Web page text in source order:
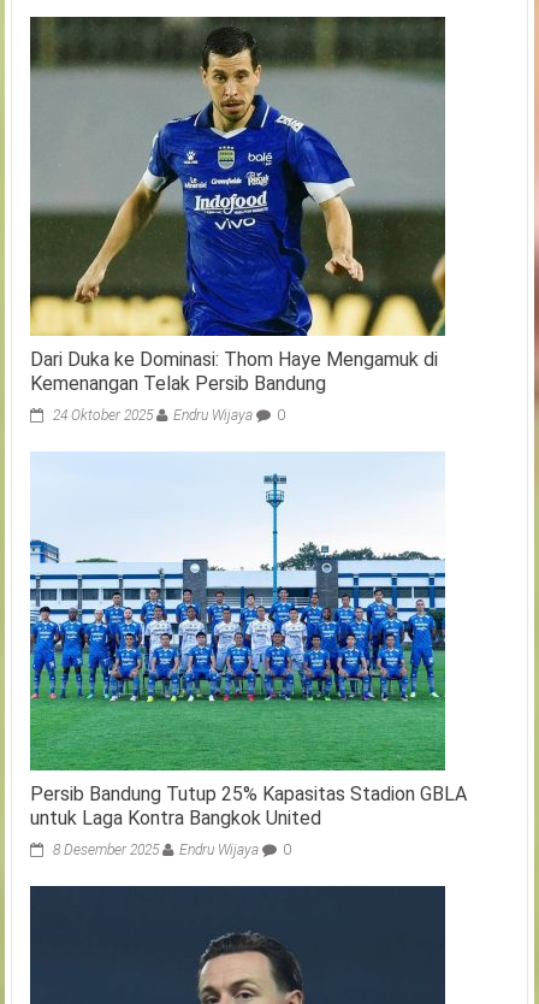
Dari Duka ke Dominasi: Thom Haye Mengamuk di
Kemenangan Telak Persib Bandung
24 Oktober 2025 Endru Wijaya 0
Persib Bandung Tutup 25% Kapasitas Stadion GBLA
untuk Laga Kontra Bangkok United
8 Desember 2025 Endru Wijaya 0